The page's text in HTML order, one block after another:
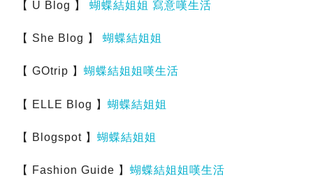
【 U Blog 】 蝴蝶結姐姐 寫意嘆生活
【 She Blog 】 蝴蝶結姐姐
【 GOtrip 】 蝴蝶結姐姐嘆生活
【 ELLE Blog 】 蝴蝶結姐姐
【 Blogspot 】 蝴蝶結姐姐
【 Fashion Guide 】 蝴蝶結姐姐嘆生活